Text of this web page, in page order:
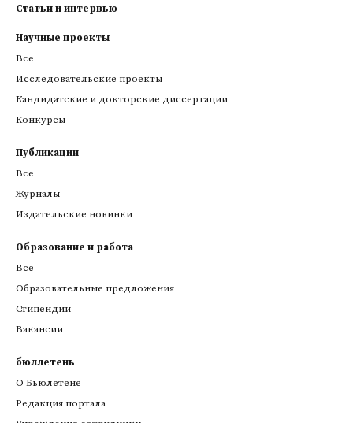
Статьи и интервью
Научные проекты
Все
Исследовательские проекты
Кандидатские и докторские диссертации
Конкурсы
Публикации
Все
Журналы
Издательские новинки
Образование и работа
Все
Образовательные предложения
Стипендии
Вакансии
бюллетень
О Бьюлетене
Редакция портала